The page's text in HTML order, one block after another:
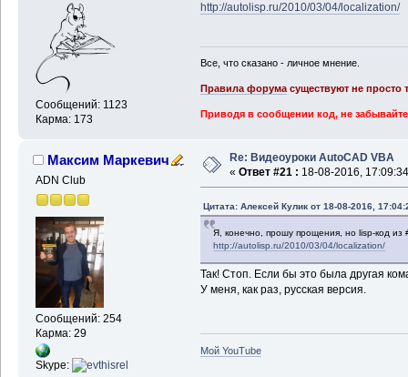
Сообщений: 1123
Карма: 173
http://autolisp.ru/2010/03/04/localization/
Все, что сказано - личное мнение.
Правила форумасуществуют не просто
Приводя в сообщении код, не
Максим Маркевич
ADN Club
Сообщений: 254
Карма: 29
Skype:
Re: Видеоуроки AutoCAD VBA
« Ответ #21 : 18-08-2016,
Цитата: Алексей Кулик от 18-08-2016,
Я, конечно, прошу прощения, но lisp-код из
http://autolisp.ru/2010/03/04/localization/
Так! Стоп. Если бы это была другая
У меня, как раз, русская версия.
Мой YouTube